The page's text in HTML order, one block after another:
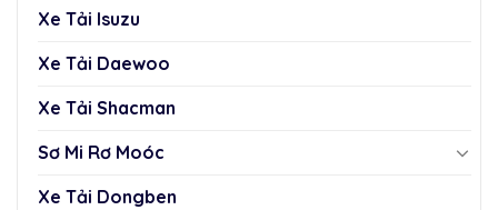
Xe Tải Isuzu
Xe Tải Daewoo
Xe Tải Shacman
Sơ Mi Rơ Moóc
Xe Tải Dongben